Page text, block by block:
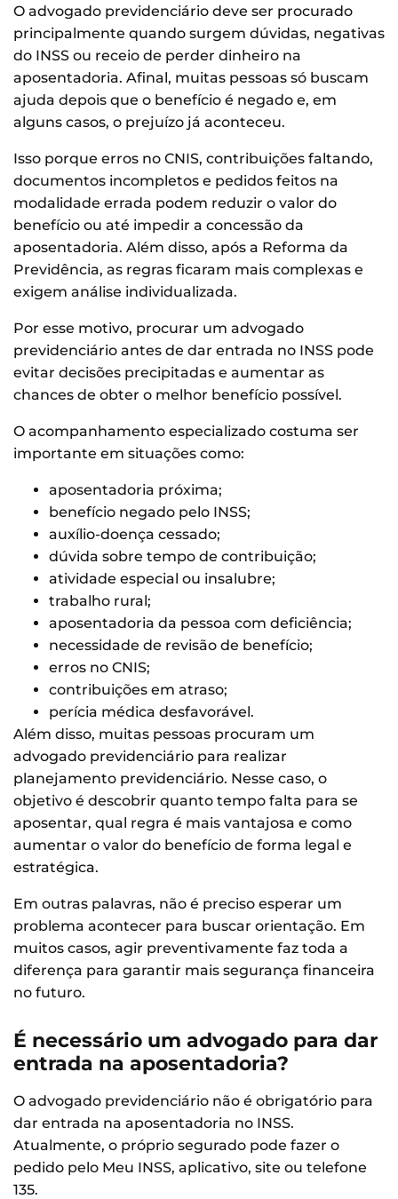
O advogado previdenciário deve ser procurado
principalmente quando surgem dúvidas, negativas
do INSS ou receio de perder dinheiro na
aposentadoria. Afinal, muitas pessoas só buscam
ajuda depois que o benefício é negado e, em
alguns casos, o prejuízo já aconteceu.
Isso porque erros no CNIS, contribuições faltando,
documentos incompletos e pedidos feitos na
modalidade errada podem reduzir o valor do
benefício ou até impedir a concessão da
aposentadoria. Além disso, após a Reforma da
Previdência, as regras ficaram mais complexas e
exigem análise individualizada.
Por esse motivo, procurar um advogado
previdenciário antes de dar entrada no INSS pode
evitar decisões precipitadas e aumentar as
chances de obter o melhor benefício possível.
O acompanhamento especializado costuma ser
importante em situações como:
aposentadoria próxima;
benefício negado pelo INSS;
auxílio-doença cessado;
dúvida sobre tempo de contribuição;
atividade especial ou insalubre;
trabalho rural;
aposentadoria da pessoa com deficiência;
necessidade de revisão de benefício;
erros no CNIS;
contribuições em atraso;
perícia médica desfavorável.
Além disso, muitas pessoas procuram um
advogado previdenciário para realizar
planejamento previdenciário. Nesse caso, o
objetivo é descobrir quanto tempo falta para se
aposentar, qual regra é mais vantajosa e como
aumentar o valor do benefício de forma legal e
estratégica.
Em outras palavras, não é preciso esperar um
problema acontecer para buscar orientação. Em
muitos casos, agir preventivamente faz toda a
diferença para garantir mais segurança financeira
no futuro.
É necessário um advogado para dar
entrada na aposentadoria?
O advogado previdenciário não é obrigatório para
dar entrada na aposentadoria no INSS.
Atualmente, o próprio segurado pode fazer o
pedido pelo Meu INSS, aplicativo, site ou telefone
135.